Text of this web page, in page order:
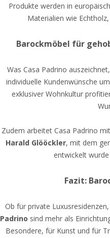
Produkte werden in
Materialien wie
Barockmöbel für
Was Casa Padrino
individuelle Kundenwünsche
exklusiver Wohnkultur
Zudem arbeitet Casa Padrino
Harald Glööckler, mit dem
entwickelt
Fazit:
Ob für private
Padrino sind mehr als
Besondere, für Kunst und für